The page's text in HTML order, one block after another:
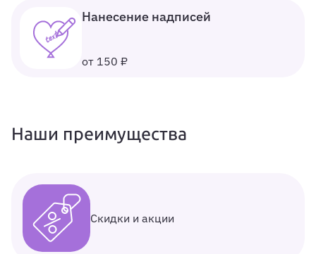
Нанесение надписей
от 150 ₽
Наши преимущества
Скидки и акции